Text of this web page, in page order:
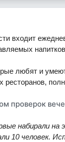
входит
любят и
проверок
набирали
10 человек.